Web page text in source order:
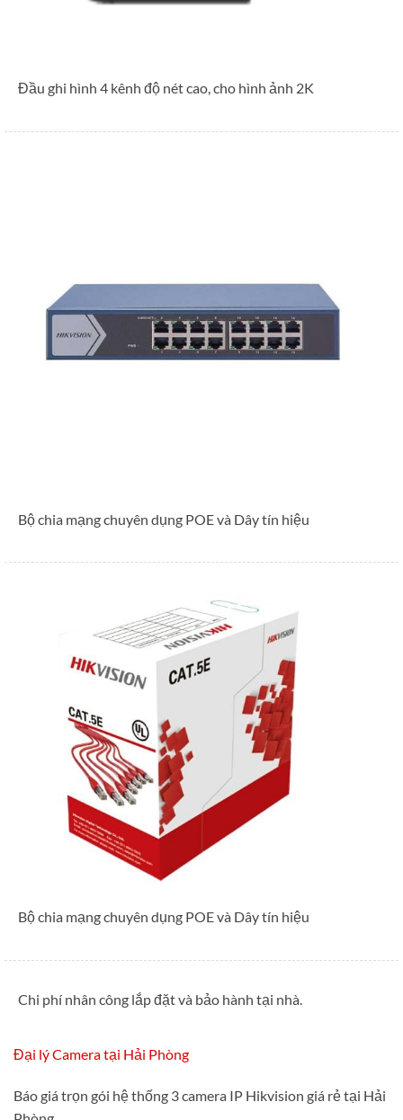
Đầu ghi hình 4 kênh độ nét cao, cho hình ảnh 2K
Bộ chia mạng chuyên dụng POE và Dây tín hiệu
Bộ chia mạng chuyên dụng POE và Dây tín hiệu
Chi phí nhân công lắp đặt và bảo hành tại nhà.
Đại lý Camera tại Hải Phòng
Báo giá trọn gói hệ thống 3 camera IP Hikvision giá rẻ tại Hải